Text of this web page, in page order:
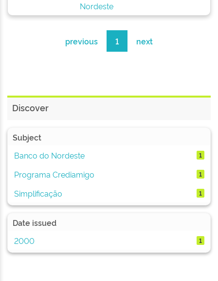
Nordeste
previous 1 next
Discover
Subject
Banco do Nordeste
1
Programa Crediamigo 1
Simplificação 1
Date issued
2000
1